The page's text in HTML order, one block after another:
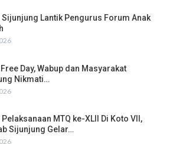
Sijunjung Lantik Pengurus Forum Anak
Free Day, Wabup dan Masyarakat
Nikmati…
Pelaksanaan MTQ ke-XLII Di Koto VII,
Sijunjung Gelar…